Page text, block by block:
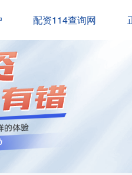
配资114查询网